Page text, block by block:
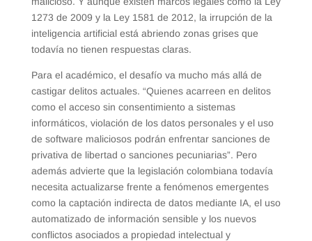
1273 de 2009 y la Ley 1581 de 2012, la irrupción de la
inteligencia artificial está abriendo zonas grises que
todavía no tienen respuestas claras.
Para el académico, el desafío va mucho más allá de
castigar delitos actuales. “Quienes acarreen en delitos
como el acceso sin consentimiento a sistemas
informáticos, violación de los datos personales y el uso
de software maliciosos podrán enfrentar sanciones de
privativa de libertad o sanciones pecuniarias”. Pero
además advierte que la legislación colombiana todavía
necesita actualizarse frente a fenómenos emergentes
como la captación indirecta de datos mediante IA, el uso
automatizado de información sensible y los nuevos
conflictos asociados a propiedad intelectual y